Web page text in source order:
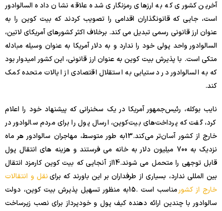
آخرین کشوری که به ارزهای رمزنگاری شده علاقه نشان داده السالوادور
است، جایی که قانونگذاران اقدامی را تصویب کردند که بیت کوین را به
عنوان ارز قانونی رسمی تبدیل می کند. برخلاف اکثر کشورهای آمریکای لاتین،
السالوادور واحد پولی خود را ندارد و به دلار آمریکا به عنوان وسیله مبادله
متکی است. با پذیرش بیت کوین به عنوان ارز قانونی، این کشور امیدوار بود
که به السالوادور در دستیابی به استقلال اقتصادی از ایالات متحده کمک
کند.
نایب بوکله، رئیس‌جمهور آمریکا در یک سخنرانی که پیشنهاد خود را اعلام
کرد، گفت که پرداخت‌های بیت‌کوین، ارسال پول را برای مردم سالوادور در
خارج از کشور آسان‌تر می‌کند.13به طور متوسط، مهاجران سالوادور هر ماه
نزدیک به 700 میلیون دلار به خانه می فرستند و هزینه های انتقال پول
قابل توجهی را متحمل می شوند.14از آنجایی که بیت کوین کارمزد انتقال
بین المللی ندارد، بسیاری از طرفداران بر این باورند که براینقل و انتقالات
خارج از کشورمناسب است .15به منظور تسهیل پذیرش بیت کوین، دولت
سالوادور با چندین ارائه دهنده کیف پول و خودپرداز برای نصب زیرساخت